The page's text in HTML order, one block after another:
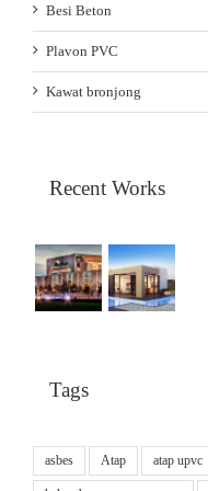
Besi Beton
Plavon PVC
Kawat bronjong
Recent Works
Tags
asbes Atap atap upvc